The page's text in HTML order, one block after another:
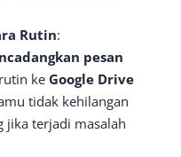
Rutin:
pesan
ke Google Drive
tidak kehilangan
jika terjadi masalah